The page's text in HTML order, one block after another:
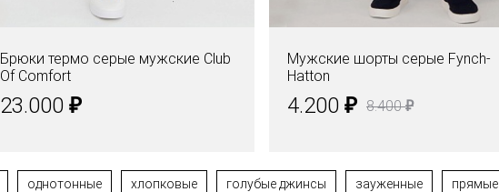
Брюки термо серые мужские Club
Of Comfort
23.000 ₽
Мужские шорты серые Fynch-
Hatton
4.200 ₽ 8.400₽
однотонные хлопковые голубые джинсы зауженные прямые